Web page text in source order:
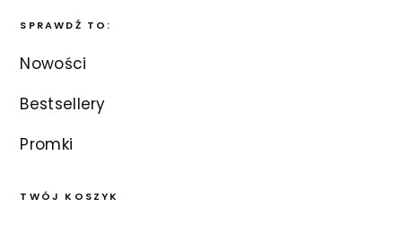
SPRAWDŹ TO:
Nowości
Bestsellery
Promki
TWÓJ KOSZYK